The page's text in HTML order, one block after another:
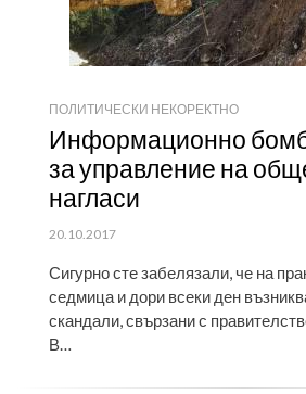
ПОЛИТИЧЕСКИ НЕКОРЕКТНО
Информационно
за управление на
нагласи
ПУБЛИКУВАНО
20.10.2017
Сигурно сте забелязали, че на
седмица и дори всеки ден
скандали, свързани с
В…